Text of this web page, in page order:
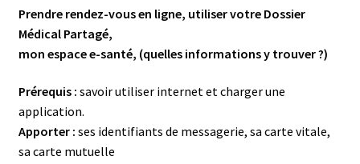
Prendre rendez-­vous en ligne, utiliser votre Dossier
Médical Partagé,
mon espace e­-santé, (quelles informations y trouver ?)
Pré­requis : savoir utiliser internet et charger une
application.
Apporter : ses identifiants de messagerie, sa carte vitale,
sa carte mutuelle